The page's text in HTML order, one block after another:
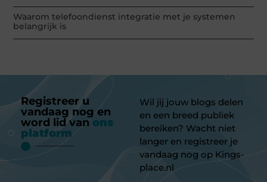
Waarom telefoondienst integratie met je systemen
belangrijk is
Registreer u
vandaag nog en
word lid van ons
platform
Wil jij jouw blogs delen
en een breed publiek
bereiken? Wacht niet
langer en registreer je
vandaag nog op Kings-
place.nl